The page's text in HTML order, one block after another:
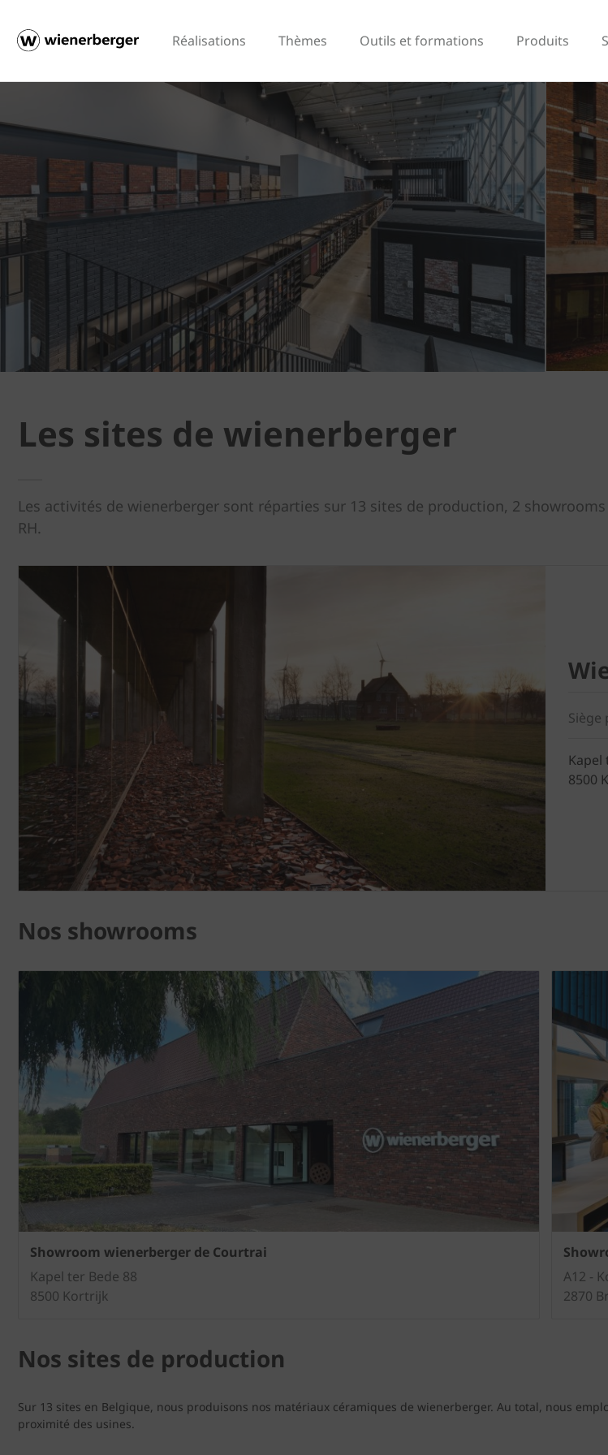
Réalisations Thèmes Outils et formations Produits
Les sites de wienerberger
Les activités de wienerberger sont réparties sur 13 sites de production, 2
RH.
Siège
Kapel
8500
Nos showrooms
Showroom wienerberger de Courtrai
Kapel ter Bede 88
8500 Kortrijk
A12 -
2870
Nos sites de production
Sur 13 sites en Belgique, nous produisons nos matériaux céramiques de wienerberger. Au total, nous
proximité des usines.